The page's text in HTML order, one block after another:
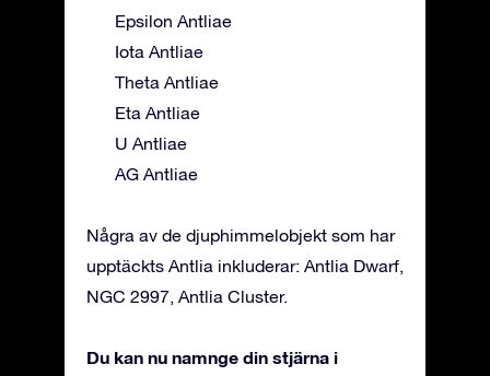
Epsilon Antliae
Iota Antliae
Theta Antliae
Eta Antliae
U Antliae
AG Antliae
Några av de djuphimmelobjekt som har
upptäckts Antlia inkluderar: Antlia Dwarf,
NGC 2997, Antlia Cluster.
Du kan nu namnge din stjärna i